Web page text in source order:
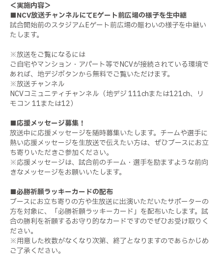
＜実施内容＞
■NCV放送チャンネルにてEゲート前広場の様子を生中継
試合開始前のスタジアムEゲート前広場の賑わいの様子を中継い
たします。
※放送をご覧になるには
ご自宅やマンション・アパート等でNCVが接続されている環境で
あれば、地デジボタンから無料でご覧いただけます。
※放送チャンネル
NCVコミュニティチャンネル（地デジ 111chまたは121ch、リ
モコン 11または12）
■応援メッセージ募集！
放送中に応援メッセージを随時募集いたします。チームや選手に
熱い応援メッセージを生放送で伝えたい方は、ぜひブースにお立
ち寄りいただきご参加ください。
※応援メッセージは、試合前のチーム・選手を励ますような前向
きなメッセージをお願いいたします。
■必勝祈願ラッキーカードの配布
ブースにお立ち寄りの方や生放送に出演いただいたサポーターの
方を対象に、「必勝祈願ラッキーカード」を配布いたします。試
合の勝利を祈願するお守り的なカードですのでぜひお受け取りく
ださい。
※用意した枚数がなくなり次第、終了となりますのであらかじめ
ご了承ください。